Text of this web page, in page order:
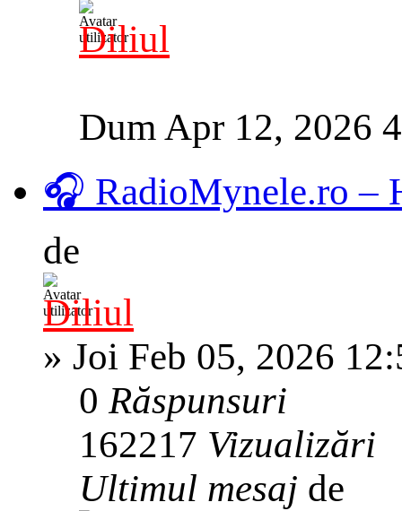
Diliul
Dum Apr 12, 2026
🎧 RadioMynele.ro –
de
Diliul
» Joi Feb 05, 2026
0Răspunsuri
162217 Vizualizări
Ultimul mesaj de